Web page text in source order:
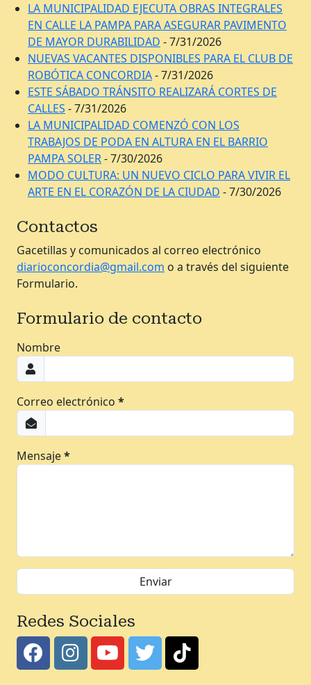
LA MUNICIPALIDAD EJECUTA OBRAS INTEGRALES
EN CALLE LA PAMPA PARA ASEGURAR PAVIMENTO
DE MAYOR DURABILIDAD - 7/31/2026
NUEVAS VACANTES DISPONIBLES PARA EL CLUB DE
ROBÓTICA CONCORDIA- 7/31/2026
ESTE SÁBADO TRÁNSITO REALIZARÁ CORTES DE
CALLES - 7/31/2026
LA MUNICIPALIDAD COMENZÓ CON LOS
TRABAJOS DE PODA EN ALTURA EN EL BARRIO
PAMPA SOLER- 7/30/2026
MODO CULTURA: UN NUEVO CICLO PARA VIVIR EL
ARTE EN EL CORAZÓN DE LA CIUDAD - 7/30/2026
Contactos
Gacetillas y comunicados al correo electrónico
diarioconcordia@gmail.com o a través del siguiente
Formulario.
Formulario de contacto
Nombre
Correo electrónico *
Mensaje*
Redes Sociales